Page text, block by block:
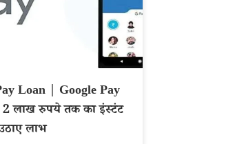
Loan | Google Pay
2 लाख रुपये तक का इंस्टंट
लाभ